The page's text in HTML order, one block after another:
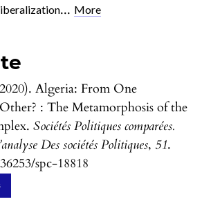
... More
Algeria: From One
: The Metamorphosis of the
Sociétés Politiques comparées.
Des sociétés Politiques, 51.
spc-18818